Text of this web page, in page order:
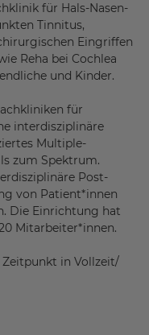
für Hals-Nasen-
Tinnitus,
Eingriffen
Reha bei Cochlea
und Kinder.
für
interdisziplinäre
Multiple-
zum Spektrum.
Post-
von Patient*innen
Die Einrichtung hat
Mitarbeiter*innen.
in Vollzeit/